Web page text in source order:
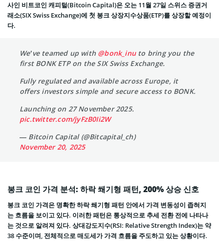
사인 비트코인 캐피털(Bitcoin Capital)은 오는 11월 27일 스위스 증권거
래소(SIX Swiss Exchange)에 첫 봉크 상장지수상품(ETP)를 상장할 예정이
다.
We’ve teamed up with @bonk_inuto bring you the
first BONK ETP on the SIX Swiss Exchange.
Fully regulated and available across Europe, it
offers investors simple and secure access to BONK.
Launching on 27 November 2025.
pic.twitter.com/jyFzB0Ii2W
— Bitcoin Capital (@Bitcapital_ch)
November 20, 2025
봉크 코인 가격 분석: 하락 쐐기형 패턴, 200% 상승 신호
봉크 코인 가격은 명확한 하락 쐐기형 패턴 안에서 가격 변동성이 좁혀지
는 흐름을 보이고 있다. 이러한 패턴은 통상적으로 추세 전환 전에 나타나
는 것으로 알려져 있다. 상대강도지수(RSI: Relative Strength Index)는 약
38 수준이며, 전체적으로 매도세가 가격 흐름을 주도하고 있는 상황이다.